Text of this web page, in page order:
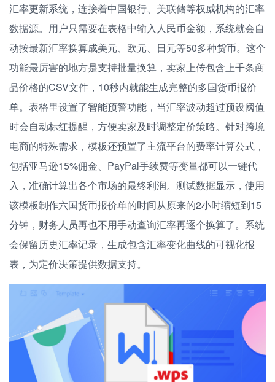
汇率更新系统，连接着中国银行、美联储等权威机构的汇率
数据源。用户只需要在表格中输入人民币金额，系统就会自
动按最新汇率换算成美元、欧元、日元等50多种货币。这个
功能最厉害的地方是支持批量换算，卖家上传包含上千条商
品价格的CSV文件，10秒内就能生成完整的多国货币报价
单。表格里设置了智能预警功能，当汇率波动超过预设阈值
时会自动标红提醒，方便卖家及时调整定价策略。针对跨境
电商的特殊需求，模板还预置了主流平台的费率计算公式，
包括亚马逊15%佣金、PayPal手续费等变量都可以一键代
入，准确计算出各个市场的最终利润。测试数据显示，使用
该模板制作六国货币报价单的时间从原来的2小时缩短到15
分钟，财务人员再也不用手动查询汇率再逐个换算了。系统
会保留历史汇率记录，生成包含汇率变化曲线的可视化报
表，为定价决策提供数据支持。